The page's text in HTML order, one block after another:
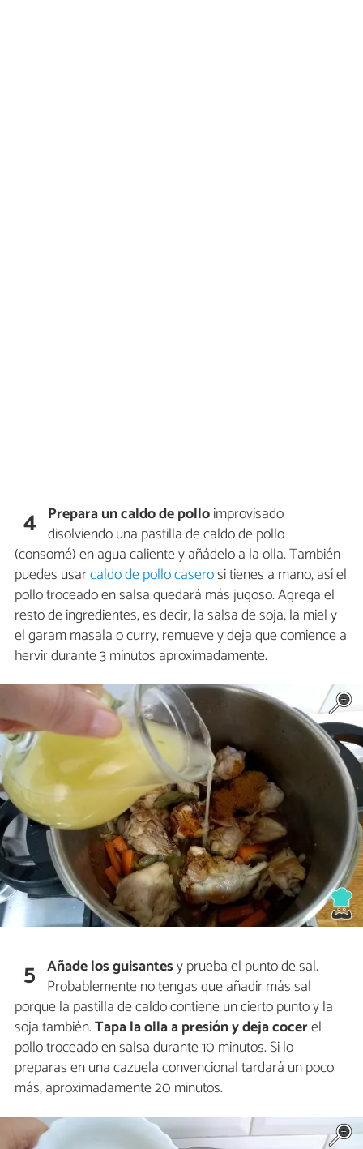
4 Prepara un caldo de polloimprovisado
disolviendo una pastilla de caldo de pollo
(consomé) en agua caliente y añádelo a la olla. También
puedes usarcaldo de pollo caserosi tienes a mano, así el
pollo troceado en salsa quedará más jugoso. Agrega el
resto de ingredientes, es decir, la salsa de soja, la miel y
el garam masala o curry, remueve y deja que comience a
hervir durante 3 minutos aproximadamente.
5 Añade los guisantesy prueba el punto de sal.
Probablemente no tengas que añadir más sal
porque la pastilla de caldo contiene un cierto punto y la
soja también.Tapa la olla a presión y deja cocerel
pollo troceado en salsa durante 10 minutos. Si lo
preparas en una cazuela convencional tardará un poco
más, aproximadamente 20 minutos.